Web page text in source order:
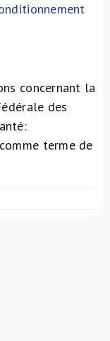
concernant la
des
terme de